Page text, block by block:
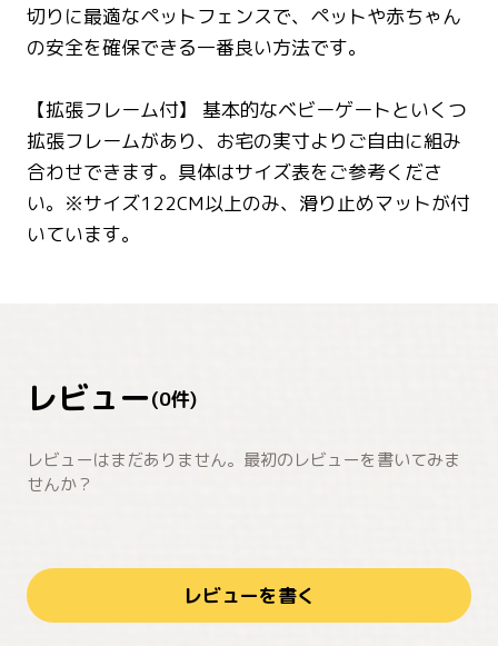
切りに最適なペットフェンスで、ペットや赤ちゃん
の安全を確保できる一番良い方法です。
【拡張フレーム付】 基本的なベビーゲートといくつ
拡張フレームがあり、お宅の実寸よりご自由に組み
合わせできます。具体はサイズ表をご参考くださ
い。※サイズ122CM以上のみ、滑り止めマットが付
いています。
レビュー(0件)
レビューはまだありません。最初のレビューを書いてみま
せんか？
レビューを書く